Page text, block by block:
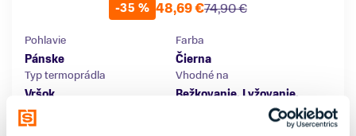
-35 %
74,90 €
48,69 €
Pohlavie
Pánske
Farba
Čierna
Typ termoprádla
Vršok
Vhodné na
Bežkovanie, Lyžovanie,
Značka